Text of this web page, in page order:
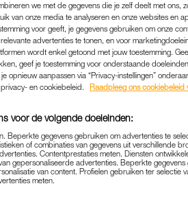
BESLISSEN'
|INTERVIEW
| ELIANE LAMPER
op jeugdzorg,
we met de gegevens die je zelf deelt met ons,
van onze media te analyseren en onze websites en
voor geeft, je gegevens gebruiken om onze
advertenties te tonen, en voor
wordt enkel getoond met jouw toestemming.
geef je toestemming voor onderstaande
opnieuw aanpassen via “Privacy-instellingen”
en cookiebeleid.
Raadpleeg ons cookiebeleid
voor de volgende doeleinden:
Beperkte gegevens gebruiken om advertenties te
of combinaties van gegevens uit verschillende
Contentprestaties meten. Diensten
gepersonaliseerde advertenties. Beperkte
van content. Profielen gebruiken ter selectie
meten.